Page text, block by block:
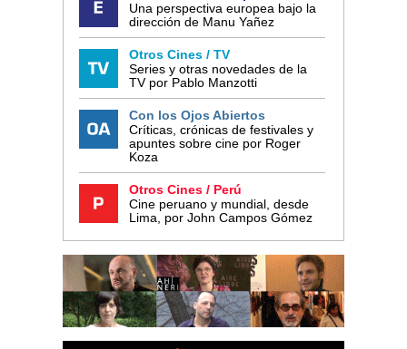
Una perspectiva europea bajo la
dirección de Manu Yañez
Otros Cines / TV
Series y otras novedades de la
TV por Pablo Manzotti
Con los Ojos Abiertos
Críticas, crónicas de festivales y
apuntes sobre cine por Roger
Koza
Otros Cines / Perú
Cine peruano y mundial, desde
Lima, por John Campos Gómez